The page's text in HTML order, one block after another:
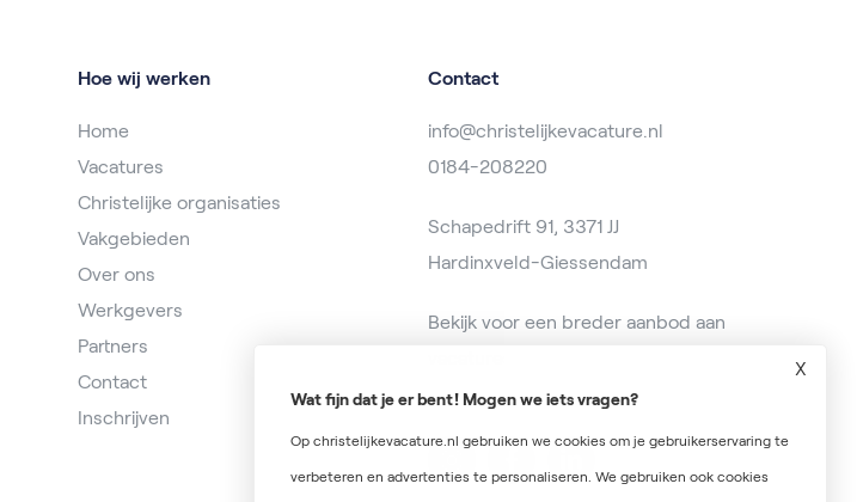
Hoe wij werken
Home
Vacatures
Christelijke organisaties
Vakgebieden
Over ons
Werkgevers
Partners
Contact
Inschrijven
Contact
info@christelijkevacature.nl
0184-208220
Schapedrift 91, 3371 JJ
Hardinxveld-Giessendam
Bekijk voor een breder aanbod aan
Wat fijn dat je er bent! Mogen we iets vragen?
Op christelijkevacature.nl gebruiken we cookies om je gebruikerservaring te
verbeteren en advertenties te personaliseren. We gebruiken ook cookies
X